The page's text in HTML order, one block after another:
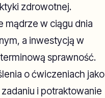
zdrowotnej.
mądrze w ciągu dnia
a inwestycją w
sprawność.
o ćwiczeniach jako
i potraktowanie